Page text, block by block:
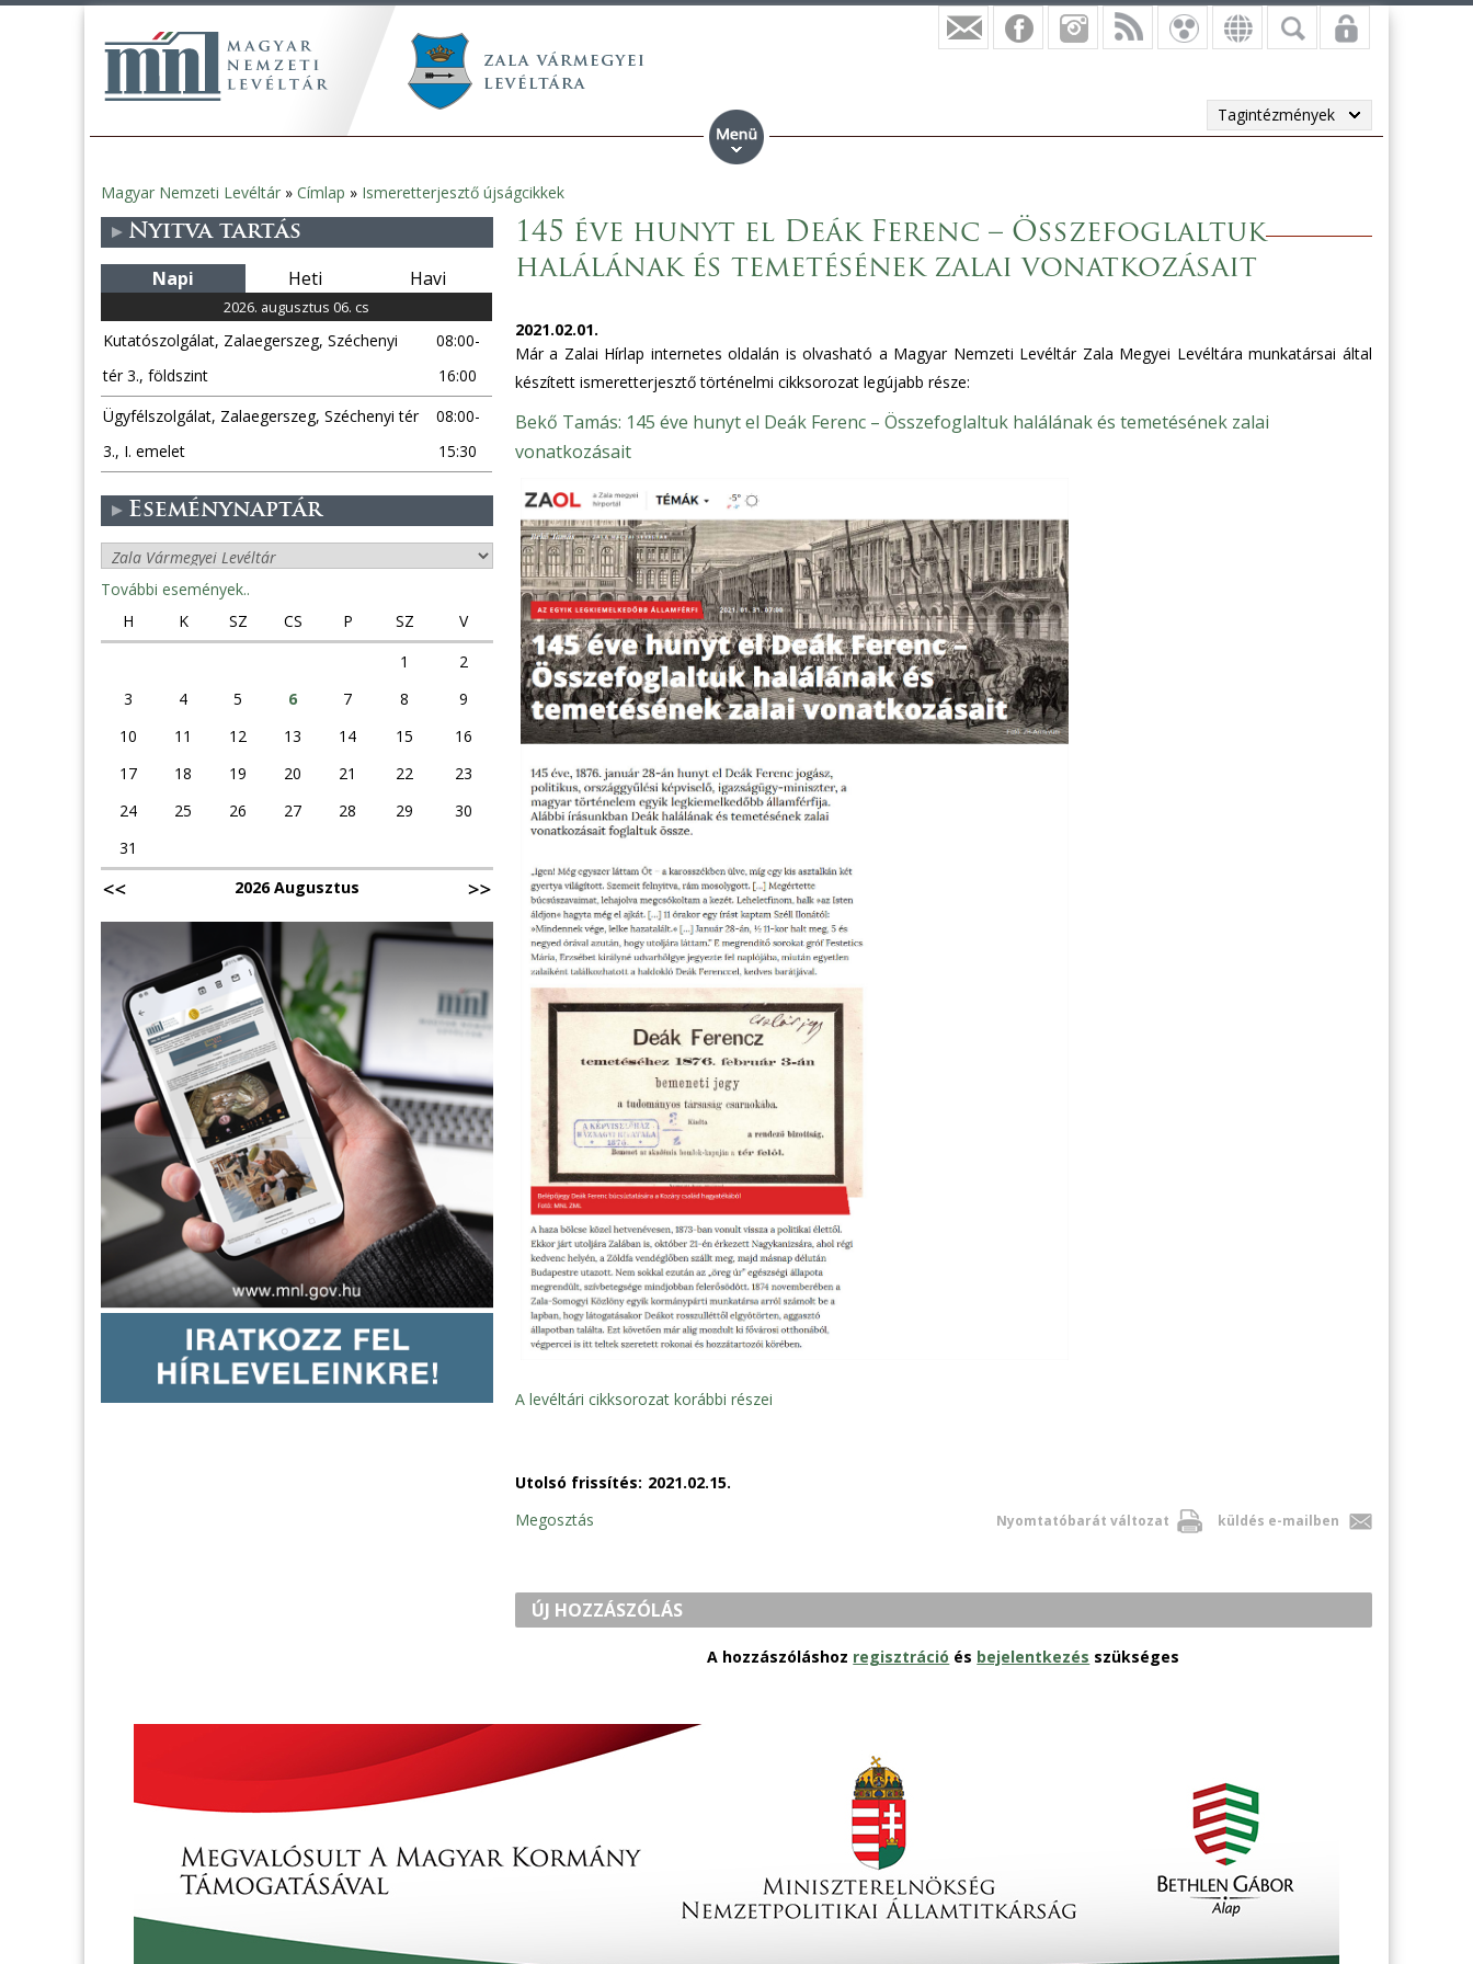
Tagintézmények
Jelenlegi
hely
Magyar Nemzeti Levéltár » Címlap » Ismeretterjesztő újságcikkek
145 éve hunyt el Deák Ferenc – Összefoglaltuk
halálának és temetésének zalai vonatkozásait
2021.02.01.
Már a Zalai Hírlap internetes oldalán is olvasható a Magyar Nemzeti Levéltár Zala Megyei Levéltára munkatársai által
készített ismeretterjesztő történelmi cikksorozat legújabb része:
Bekő Tamás: 145 éve hunyt el Deák Ferenc – Összefoglaltuk halálának és temetésének zalai
vonatkozásait
A levéltári cikksorozat korábbi részei
Utolsó frissítés: 2021.02.15.
Nyomtatóbarát változat küldés e-mailben
Megosztás
ÚJ HOZZÁSZÓLÁS
A hozzászóláshoz regisztráció és bejelentkezés szükséges
Nyitva tartás
Napi Heti Havi
2026. augusztus 06. cs
Kutatószolgálat, Zalaegerszeg, Széchenyi
tér 3., földszint
08:00-
16:00
Ügyfélszolgálat, Zalaegerszeg, Széchenyi tér
3., I. emelet
08:00-
15:30
Eseménynaptár
További események..
H
K SZ CS P SZ
V
1
2
3
4 5 6 7 8
9
10
11 12 13 14 15
16
17
18 19 20 21 22
23
24
25 26 27 28 29
30
31
2026 Augusztus